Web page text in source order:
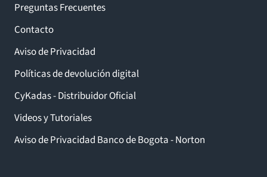
Preguntas Frecuentes
Contacto
Aviso de Privacidad
Políticas de devolución digital
CyKadas - Distribuidor Oficial
Videos y Tutoriales
Aviso de Privacidad Banco de Bogota - Norton